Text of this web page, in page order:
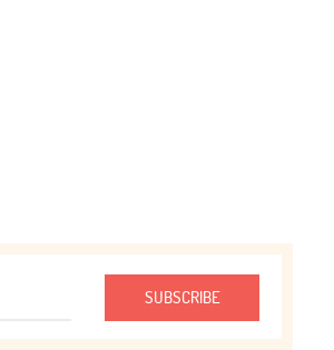
SUBSCRIBE